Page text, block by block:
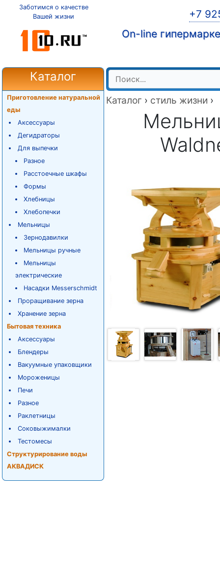
Заботимся о качестве
Вашей жизни
+7
On-line
Каталог
Приготовление натуральной
еды
Аксессуары
Дегидраторы
Для выпечки
Разное
Расстоечные шкафы
Формы
Хлебницы
Хлебопечки
Мельницы
Зернодавилки
Мельницы ручные
Мельницы
электрические
Насадки Messerschmidt
Проращивание зерна
Хранение зерна
Бытовая техника
Аксессуары
Блендеры
Вакуумные упаковщики
Мороженицы
Печи
Разное
Раклетницы
Соковыжималки
Тестомесы
Структурирование воды
АКВАДИСК
Каталог › стиль жизни ›